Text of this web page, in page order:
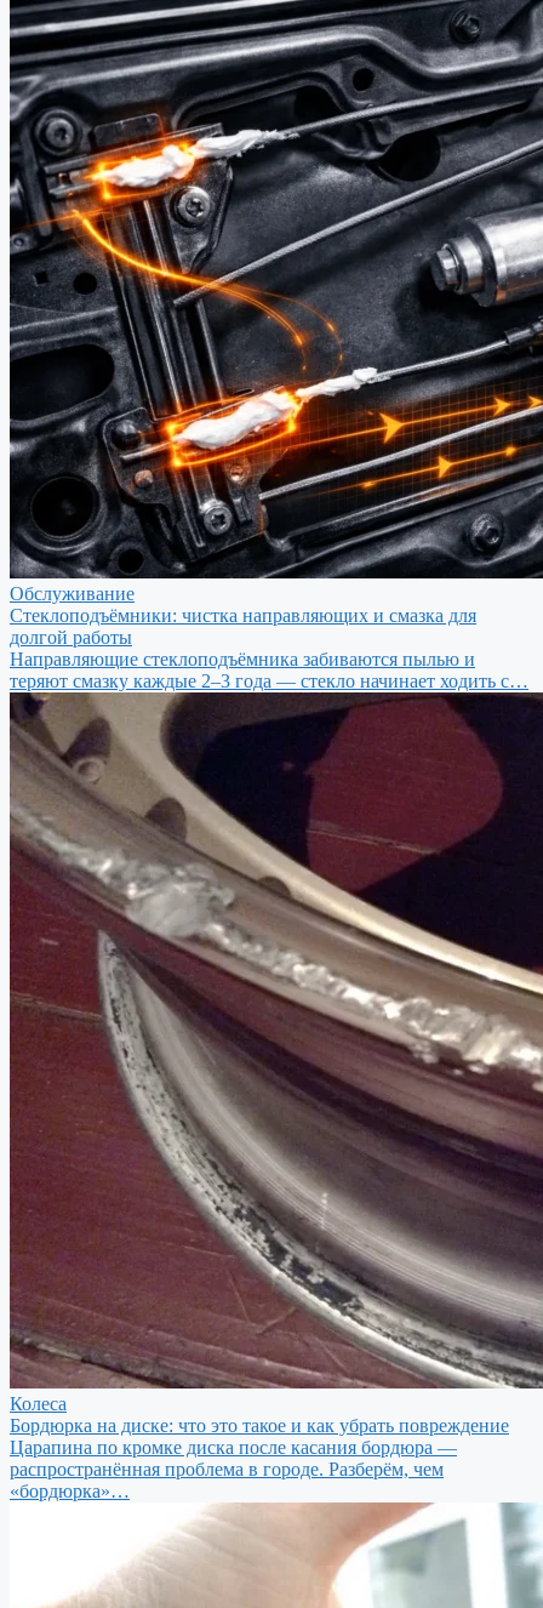
Обслуживание
Стеклоподъёмники: чистка направляющих и смазка для
долгой работы
Направляющие стеклоподъёмника забиваются пылью и
теряют смазку каждые 2–3 года — стекло начинает ходить с…
Колеса
Бордюрка на диске: что это такое и как убрать повреждение
Царапина по кромке диска после касания бордюра —
распространённая проблема в городе. Разберём, чем
«бордюрка»…